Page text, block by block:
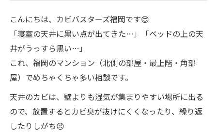
こんにちは、カビバスターズ福岡です😊
「寝室の天井に黒い点が出てきた…」「ベッドの上の天
井がうっすら黒い…」
これ、福岡のマンション（北側の部屋・最上階・角部
屋）でめちゃくちゃ多い相談です。
天井のカビは、壁よりも湿気が集まりやすい場所に出る
ので、放置するとカビ臭が抜けにくくなったり、繰り返
したりしがち😣